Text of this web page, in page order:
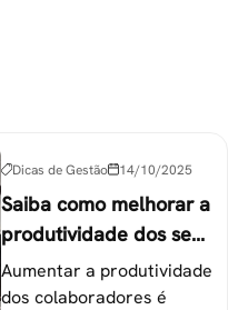
Dicas de Gestão 14/10/2025
Saiba como melhorar a
produtividade dos seus
colaboradores
Aumentar a produtividade
dos colaboradores é